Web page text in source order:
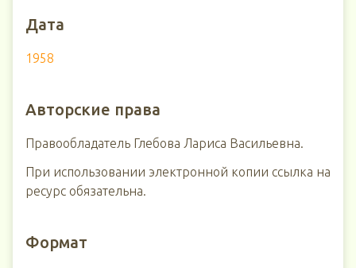
Дата
1958
Авторские права
Правообладатель Глебова Лариса Васильевна.
При использовании электронной копии ссылка на
ресурс обязательна.
Формат